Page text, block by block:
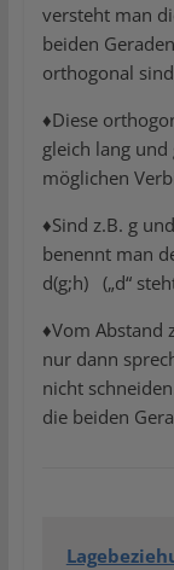
versteht man
beiden
orthogonal
♦Diese
gleich lang
möglichen
♦Sind z.B. g
benennt man
d(g;h) („d“
♦Vom Abstand
nur dann
nicht
die beiden